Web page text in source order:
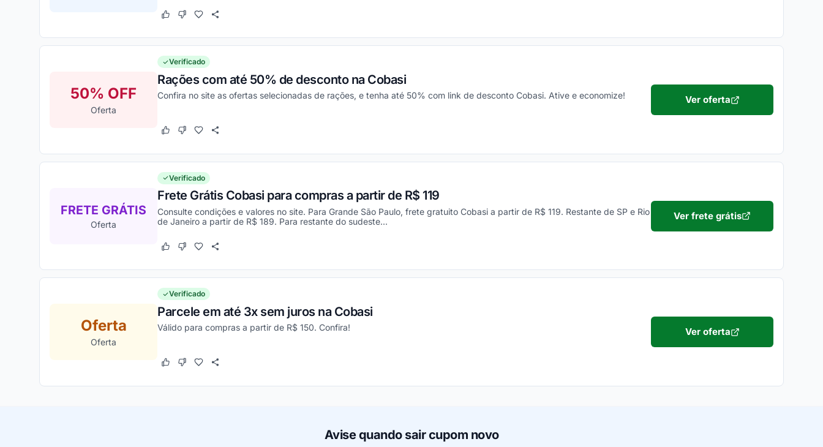
Este cupom funcionou
Este cupom não funcionou
50% OFF
Oferta
Verificado
Rações com até 50% de desconto na Cobasi
Confira no site as ofertas selecionadas de rações, e tenha até 50% com link de desconto Cobasi. Ative e economize!
Este cupom funcionou
Este cupom não funcionou
Ver oferta
FRETE GRÁTIS
Oferta
Verificado
Frete Grátis Cobasi para compras a partir de R$ 119
Consulte condições e valores no site. Para Grande São Paulo, frete gratuito Cobasi a partir de R$ 119. Restante de SP e Rio
de Janeiro a partir de R$ 189. Para restante do sudeste...
Este cupom funcionou
Este cupom não funcionou
Ver frete grátis
Oferta
Oferta
Verificado
Parcele em até 3x sem juros na Cobasi
Válido para compras a partir de R$ 150. Confira!
Este cupom funcionou
Este cupom não funcionou
Ver oferta
Avise quando sair cupom novo